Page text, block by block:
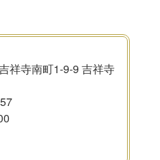
祥寺南町1-9-9 吉祥寺